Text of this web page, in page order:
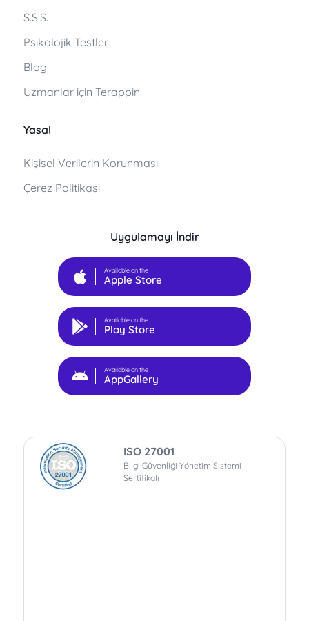
S.S.S.
Psikolojik Testler
Blog
Uzmanlar için Terappin
Yasal
Kişisel Verilerin Korunması
Çerez Politikası
Uygulamayı İndir
Available on the
Apple Store
Available on the
Play Store
Available on the
AppGallery
ISO 27001
Bilgi Güvenliği Yönetim Sistemi
Sertifikalı